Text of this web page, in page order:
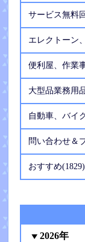
サービス無料
エレクトーン
便利屋、作業
大型品業務用
自動車、バイ
問い合わせ＆
おすすめ(1829)
2026年